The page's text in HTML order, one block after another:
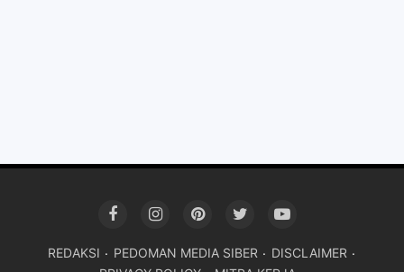
REDAKSI PEDOMAN MEDIA SIBER
DISCLAIMER